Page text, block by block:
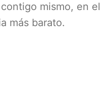
mismo, en el
más barato.